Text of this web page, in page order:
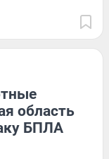
область
БПЛА